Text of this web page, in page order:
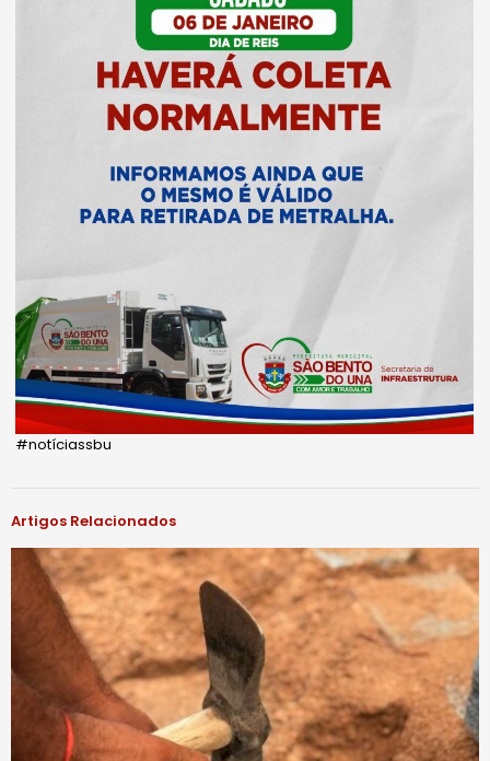
#notíciassbu
Artigos Relacionados